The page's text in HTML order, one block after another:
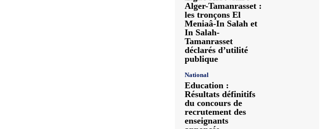
Alger-Tamanrasset :
les tronçons El
Meniaâ-In Salah et
In Salah-
Tamanrasset
déclarés d’utilité
publique
National
Education :
Résultats définitifs
du concours de
recrutement des
enseignants